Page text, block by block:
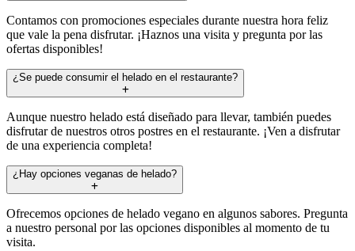
Contamos con promociones especiales durante nuestra hora feliz
que vale la pena disfrutar. ¡Haznos una visita y pregunta por las
ofertas disponibles!
¿Se puede consumir el helado en el restaurante?
Aunque nuestro helado está diseñado para llevar, también puedes
disfrutar de nuestros otros postres en el restaurante. ¡Ven a disfrutar
de una experiencia completa!
¿Hay opciones veganas de helado?
Ofrecemos opciones de helado vegano en algunos sabores. Pregunta
a nuestro personal por las opciones disponibles al momento de tu
visita.